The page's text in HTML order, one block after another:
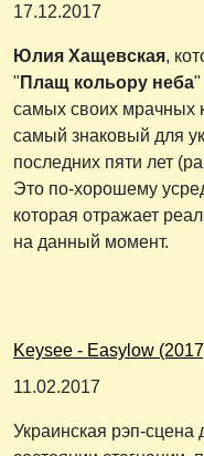
17.12.2017
Юлия Хащевская,
" Плащ кольору неба"
самых своих мрачных
самый знаковый для
последних пяти лет
Это по-хорошему
которая отражает
на данный момент.
Keysee - Easylow
11.02.2017
Украинская рэп-сцена